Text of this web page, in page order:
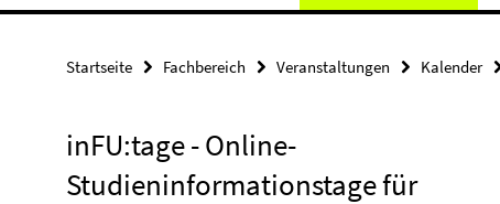
Startseite Fachbereich Veranstaltungen Kalender
inFU:tage - Online-
Studieninformationstage für